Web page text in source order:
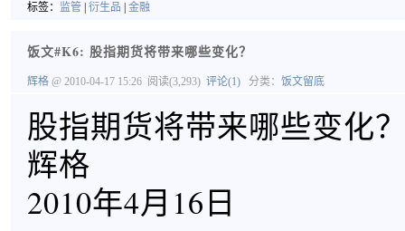
标签： 监管 衍生品 金融
饭文#K6: 股指期货将带来哪些变化？
辉格 @ 2010-04-17 15:26 阅读(3,293) 评论(1) 分类： 饭文留底
股指期货将带来哪些变化
辉格
2010年4月16日